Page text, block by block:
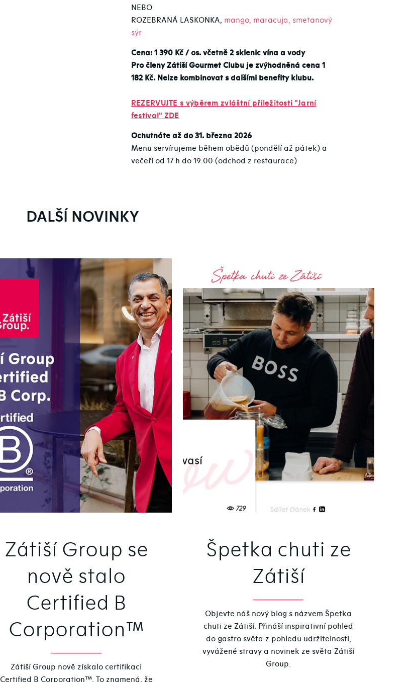
NEBO
ROZEBRANÁ LASKONKA, mango, maracuja, smetanový
sýr
Cena: 1 390 Kč / os. včetně 2 sklenic vína a vody
Pro členy Zátiší Gourmet Clubu je zvýhodněná cena 1
182 Kč. Nelze kombinovat s dalšími benefity klubu.
REZERVUJTE s výběrem zvláštní příležitosti "Jarní
festival" ZDE
Ochutnáte až do 31. března 2026
Menu servírujeme během obědů (pondělí až pátek) a
večeří od 17 h do 19.00 (odchod z restaurace)
DALŠÍ NOVINKY
Zátiší Group se
nově stalo
Certified B
Corporation™
Zátiší Group nově získalo certifikaci
Certified B Corporation™. To znamená, že
Špetka chuti ze
Zátiší
Objevte náš nový blog s názvem Špetka
chuti ze Zátiší. Přináší inspirativní pohled
do gastro světa z pohledu udržitelnosti,
vyvážené stravy a novinek ze světa Zátiší
Group.